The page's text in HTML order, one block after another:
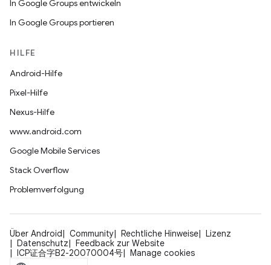
In Google Groups entwickeln
In Google Groups portieren
HILFE
Android-Hilfe
Pixel-Hilfe
Nexus-Hilfe
www.android.com
Google Mobile Services
Stack Overflow
Problemverfolgung
Über Android Community Rechtliche Hinweise
Lizenz
Datenschutz
Feedback zur Website
ICP证合字B2-20070004号
Manage cookies